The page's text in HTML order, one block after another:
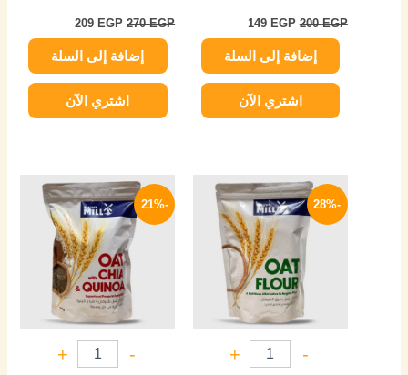
200EGP
149 EGP
إضافة إلى السلة
اشتري الآن
270EGP
209 EGP
إضافة إلى السلة
اشتري الآن
-28%
-
+
السعر
الأصلي
هو:
100 EGP.
السعر
الحالي
هو:
72 EGP.
-21%
-
+
السعر
الأصلي
هو:
100 EGP.
السعر
الحالي
هو:
79 EGP.